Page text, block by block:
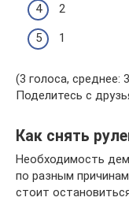
2
1
(3 голоса, среднее:
Поделитесь с
Как снять
Необходимость
по разным
стоит